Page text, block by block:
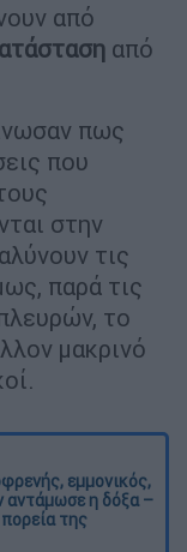
από
από
πως
που
στην
τις
παρά τις
το
μακρινό
εμμονικός,
αντάμωσε η δόξα –
της